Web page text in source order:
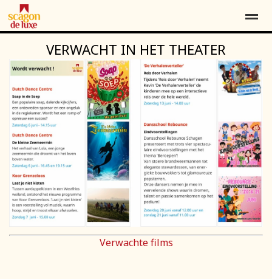
Over ons Word vriend*
Home Locatie Agenda
VERWACHT IN HET THEATER
Verwachte films